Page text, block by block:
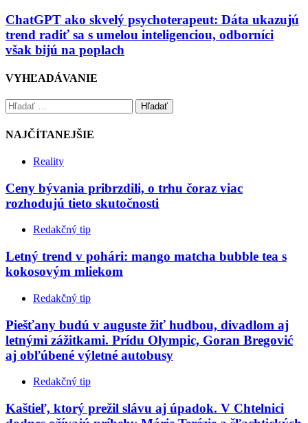
ChatGPT ako skvelý psychoterapeut: Dáta ukazujú
trend radiť sa s umelou inteligenciou, odborníci
však bijú na poplach
VYHĽADÁVANIE
Hľadať
NAJČÍTANEJŠIE
Reality
Ceny bývania pribrzdili, o trhu čoraz viac
rozhodujú tieto skutočnosti
Redakčný tip
Letný trend v pohári: mango matcha bubble tea s
kokosovým mliekom
Redakčný tip
Piešťany budú v auguste žiť hudbou, divadlom aj
letnými zážitkami. Prídu Olympic, Goran Bregović
aj obľúbené výletné autobusy
Redakčný tip
Kaštieľ, ktorý prežil slávu aj úpadok. V Chtelnici